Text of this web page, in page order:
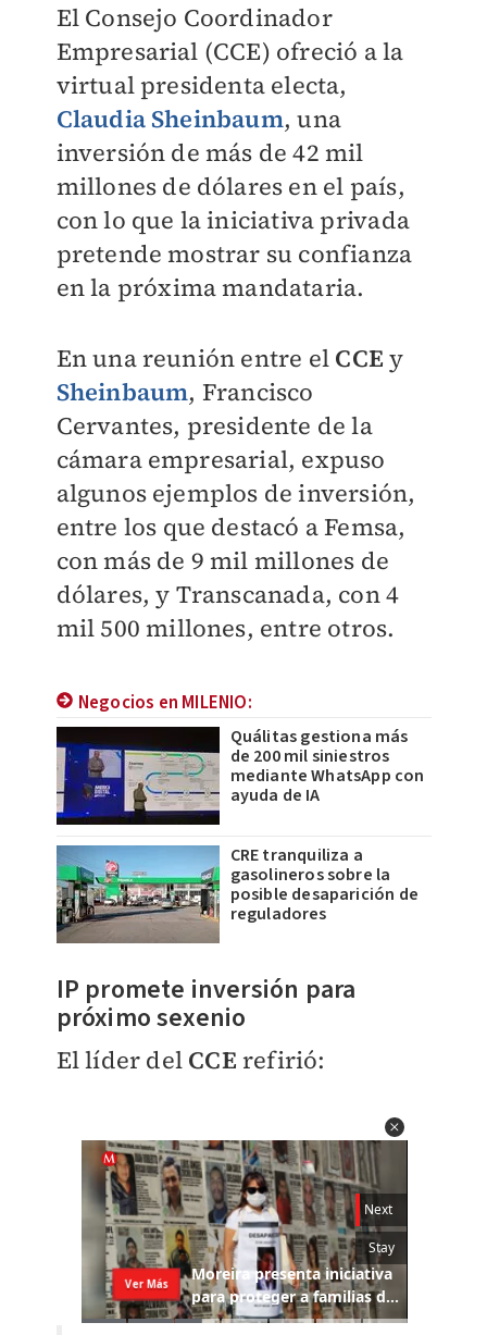
El Consejo Coordinador
Empresarial (CCE) ofreció a la
virtual presidenta electa,
Claudia Sheinbaum, una
inversión de más de 42 mil
millones de dólares en el país,
con lo que la iniciativa privada
pretende mostrar su confianza
en la próxima mandataria.
En una reunión entre el CCE y
Sheinbaum, Francisco
Cervantes, presidente de la
cámara empresarial, expuso
algunos ejemplos de inversión,
entre los que destacó a Femsa,
con más de 9 mil millones de
dólares, y Transcanada, con 4
mil 500 millones, entre otros.
Negocios en MILENIO:
Quálitas gestiona más
de 200 mil siniestros
mediante WhatsApp con
ayuda de IA
CRE tranquiliza a
gasolineros sobre la
posible desaparición de
reguladores
IP promete inversión para
próximo sexenio
El líder del CCE refirió: